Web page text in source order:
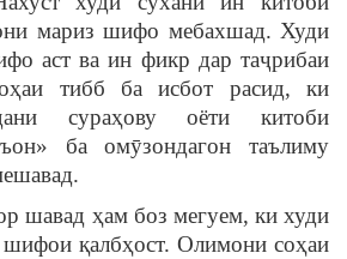
мариз шифо мебахшад. Худи
аст ва ин фикр дар таҷрибаи
тибб ба исбот расид, ки
сураҳову оёти китоби
ба омӯзондагон таълиму
шавад ҳам боз мегуем, ки худи
қалбҳост. Олимони соҳаи